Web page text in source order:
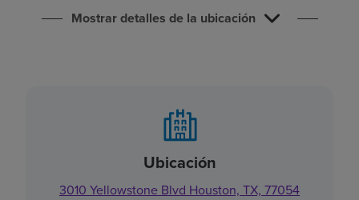
Mostrar detalles de la ubicación
Ubicación
3010 Yellowstone Blvd Houston, TX, 77054